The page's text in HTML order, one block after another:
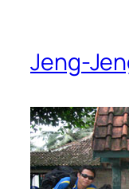
Jeng-